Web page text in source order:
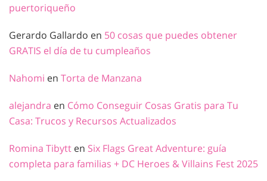
puertoriqueño
Gerardo Gallardo en 50 cosas que puedes obtener
GRATIS el día de tu cumpleaños
Nahomi en Torta de Manzana
alejandra en Cómo Conseguir Cosas Gratis para Tu
Casa: Trucos y Recursos Actualizados
Romina Tibytt en Six Flags Great Adventure: guía
completa para familias + DC Heroes & Villains Fest 2025